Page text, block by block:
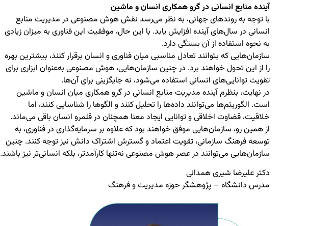
آینده منابع انسانی در گرو همکاری انسان و ماشین
با توجه به روندهای جهانی، به نظر می‌رسد نقش هوش مصنوعی در مدیریت منابع
انسانی در سال‌های آینده افزایش یابد. با این حال، موفقیت این فناوری به میزان زیادی
به نحوه استفاده از آن بستگی دارد.
سازمان‌هایی که بتوانند تعادل مناسبی میان فناوری و انسان برقرار کنند، بیشترین بهره
را از این تحول خواهند برد. در چنین سازمان‌هایی، هوش مصنوعی به‌عنوان ابزاری برای
تقویت توانایی‌های انسانی استفاده می‌شود، نه جایگزینی برای آن‌ها.
در نهایت، بنظرم آینده مدیریت منابع انسانی در گرو همکاری میان انسان و ماشین
است. الگوریتم‌ها می‌توانند داده‌ها را تحلیل کنند و الگوها را شناسایی کنند، اما
خلاقیت، قضاوت اخلاقی و توانایی ایجاد معنا همچنان در قلمرو انسان باقی می‌ماند.
از همین رو، سازمان‌هایی موفق خواهند بود که علاوه بر سرمایه‌گذاری در فناوری، به
توسعه فرهنگ سازمانی، تقویت اعتماد و گسترش اشتراک دانش نیز توجه کنند. چنین
سازمان‌هایی می‌توانند در عصر هوش مصنوعی نه‌تنها کارآمدتر، بلکه انسانی‌تر نیز باشند.
دکتر علیرضا شیری همدانی
مدرس دانشگاه – پژوهشگر حوزه مدیریت و فرهنگ